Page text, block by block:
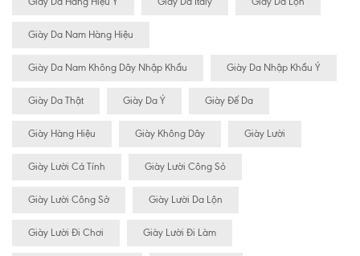
Giày Da Nam Hàng Hiệu
Giày Da Nam Không Dây Nhập Khẩu Giày Da Nhập Khẩu Ý
Giày Da Thật Giày Da Ý Giày Đế Da
Giày Hàng Hiệu Giày Không Dây Giày Lười
Giày Lười Cá Tính Giày Lười Công Sỏ
Giày Lười Công Sở Giày Lười Da Lộn
Giày Lười Đi Chơi Giày Lười Đi Làm